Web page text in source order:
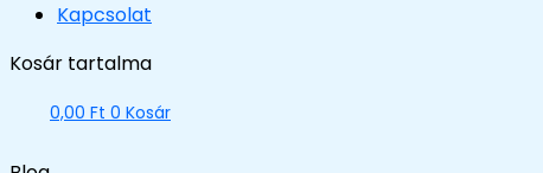
Kapcsolat
Kosár tartalma
0,00 Ft 0 Kosár